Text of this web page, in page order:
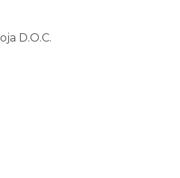
D.O.C.